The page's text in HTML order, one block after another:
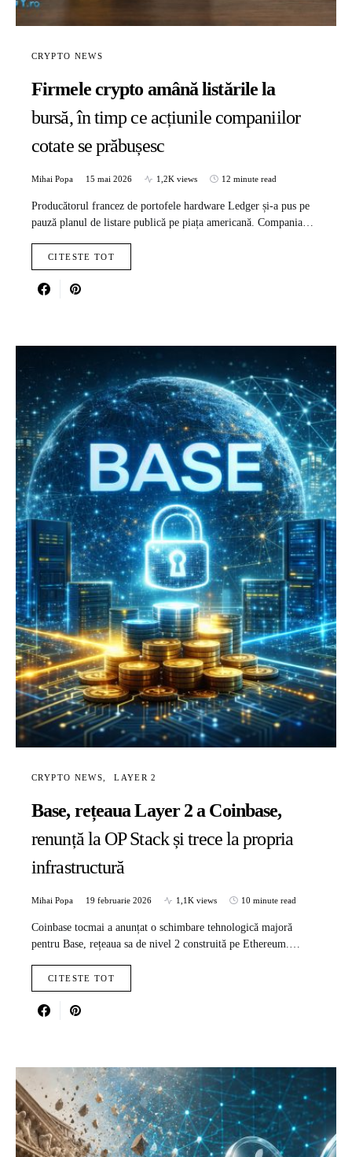
CRYPTO NEWS
Firmele crypto amână listările la
bursă, în timp ce acțiunile companiilor
cotate se prăbușesc
Mihai Popa 15 mai 2026 1,2K views 12 minute read
Producătorul francez de portofele hardware Ledger și-a pus pe
pauză planul de listare publică pe piața americană. Compania…
CITESTE TOT
CRYPTO NEWS LAYER 2
Base, rețeaua Layer 2 a Coinbase,
renunță la OP Stack și trece la propria
infrastructură
Mihai Popa 19 februarie 2026 1,1K views 10 minute read
Coinbase tocmai a anunțat o schimbare tehnologică majoră
pentru Base, rețeaua sa de nivel 2 construită pe Ethereum.…
CITESTE TOT